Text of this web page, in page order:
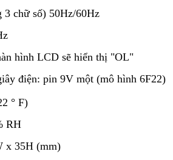
3 chữ số) 50Hz/60Hz
àn hình LCD sẽ hiển thị "OL"
ây điện: pin 9V một (mô hình 6F22)
° F)
RH
x 35H (mm)